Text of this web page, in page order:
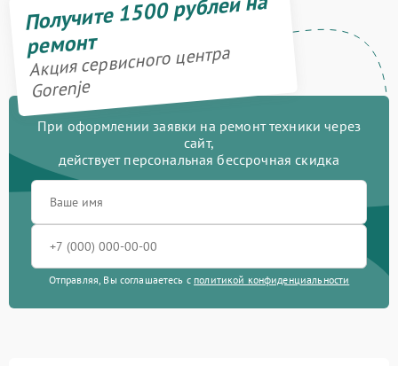
Получите 1500 рублей на
ремонт
Акция сервисного центра
Gorenje
При оформлении заявки на ремонт техники через
сайт,
действует персональная бессрочная скидка
Отправляя, Вы соглашаетесь с политикой конфиденциальности